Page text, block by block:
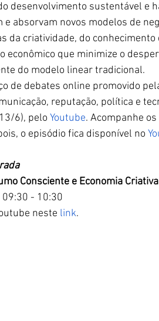
desenvolvimento sustentável e
absorvam novos modelos de
da criatividade, do conhecimento
econômico que minimize o
do modelo linear tradicional.
de debates online promovido
reputação, política e
6), pelo Youtube. Acompanhe
o episódio fica disponível no
Consciente e Economia Criativa
09:30 - 10:30
neste link.